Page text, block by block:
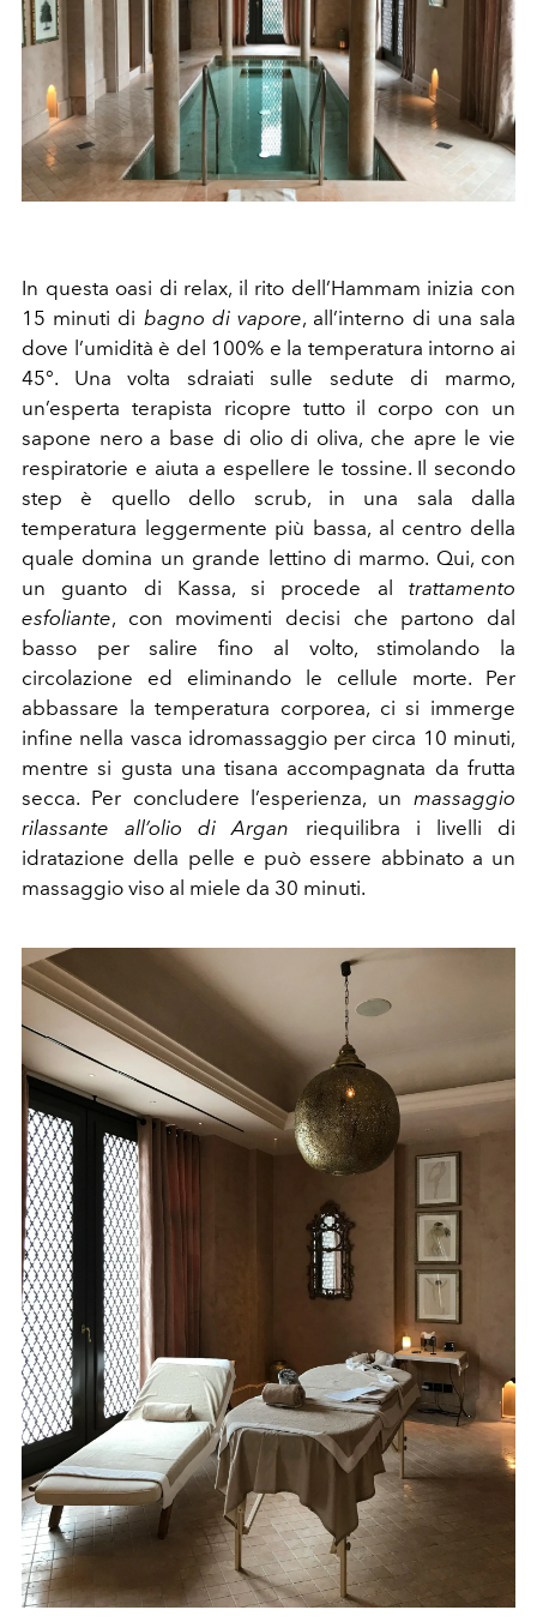
In questa oasi di relax, il rito dell’Hammam inizia con
15 minuti di bagno di vapore, all’interno di una sala
dove l’umidità è del 100% e la temperatura intorno ai
45°. Una volta sdraiati sulle sedute di marmo,
un’esperta terapista ricopre tutto il corpo con un
sapone nero a base di olio di oliva, che apre le vie
respiratorie e aiuta a espellere le tossine. Il secondo
step è quello dello scrub, in una sala dalla
temperatura leggermente più bassa, al centro della
quale domina un grande lettino di marmo. Qui, con
un guanto di Kassa, si procede al trattamento
esfoliante, con movimenti decisi che partono dal
basso per salire fino al volto, stimolando la
circolazione ed eliminando le cellule morte. Per
abbassare la temperatura corporea, ci si immerge
infine nella vasca idromassaggio per circa 10 minuti,
mentre si gusta una tisana accompagnata da frutta
secca. Per concludere l’esperienza, un massaggio
rilassante all’olio di Argan riequilibra i livelli di
idratazione della pelle e può essere abbinato a un
massaggio viso al miele da 30 minuti.